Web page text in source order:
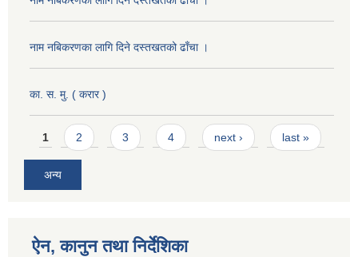
नाम नबिकरणका लागि दिने दस्तखतको ढाँचा ।
का. स. मु. ( करार )
Pages
1 2 3 4 next › last »
अन्य
ऐन, कानुन तथा निर्देशिका